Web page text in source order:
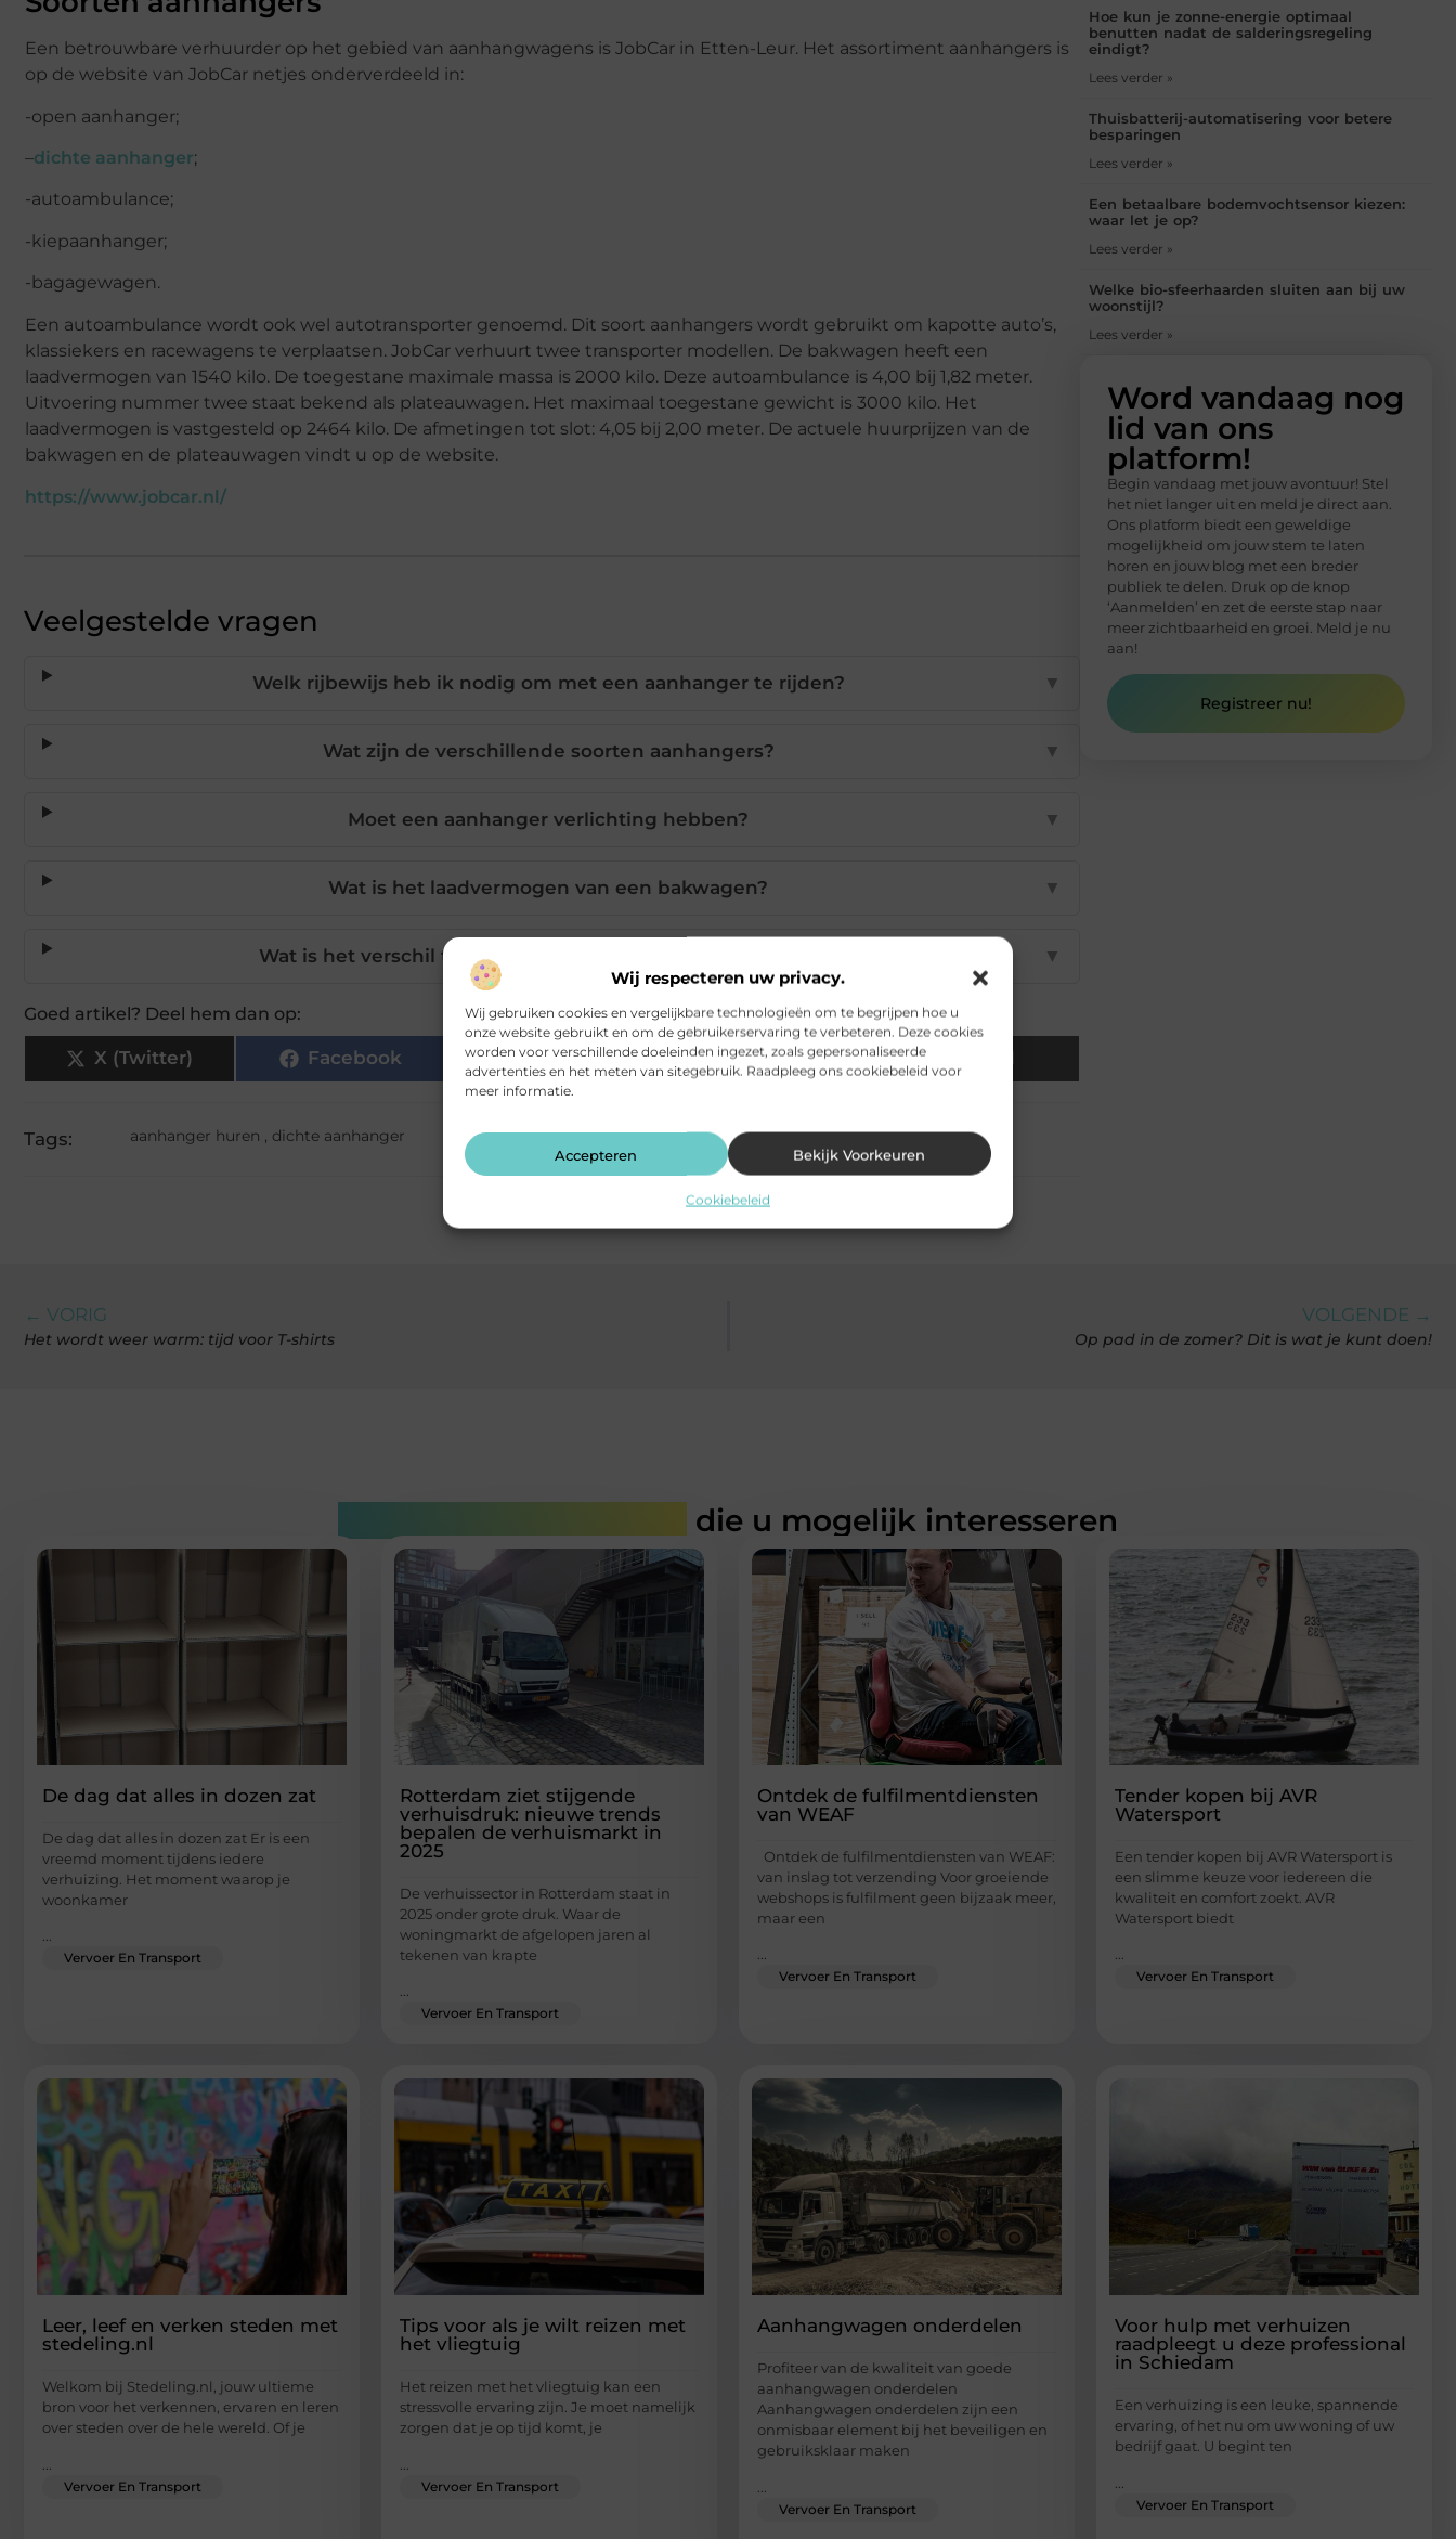
Wij respecteren uw privacy.
Wij gebruiken cookies en vergelijkbare technologieën om te begrijpen hoe u
onze website gebruikt en om de gebruikerservaring te verbeteren. Deze cookies
worden voor verschillende doeleinden ingezet, zoals gepersonaliseerde
advertenties en het meten van sitegebruik. Raadpleeg ons cookiebeleid voor
meer informatie.
Accepteren Bekijk Voorkeuren
Cookiebeleid
Een betrouwbare verhuurder op het gebied van aanhangwagens is JobCar in Etten-Leur. Het assortiment aanhangers is
op de website van JobCar netjes onderverdeeld in:
-open aanhanger;
–dichte aanhanger;
-autoambulance;
-kiepaanhanger;
-bagagewagen.
Een autoambulance wordt ook wel autotransporter genoemd. Dit soort aanhangers wordt gebruikt om kapotte auto’s,
klassiekers en racewagens te verplaatsen. JobCar verhuurt twee transporter modellen. De bakwagen heeft een
laadvermogen van 1540 kilo. De toegestane maximale massa is 2000 kilo. Deze autoambulance is 4,00 bij 1,82 meter.
Uitvoering nummer twee staat bekend als plateauwagen. Het maximaal toegestane gewicht is 3000 kilo. Het
laadvermogen is vastgesteld op 2464 kilo. De afmetingen tot slot: 4,05 bij 2,00 meter. De actuele huurprijzen van de
bakwagen en de plateauwagen vindt u op de website.
https://www.jobcar.nl/
Veelgestelde vragen
Welk rijbewijs heb ik nodig om met een aanhanger te rijden? ▼
Wat zijn de verschillende soorten aanhangers? ▼
Moet een aanhanger verlichting hebben? ▼
Wat is het laadvermogen van een bakwagen? ▼
Wat is het verschil tussen een bakwagen en plateauwagen? ▼
Goed artikel? Deel hem dan op:
X (Twitter) Facebook Pinterest LinkedIn
Tags: aanhanger huren , dichte aanhanger
Hoe kun je zonne-energie optimaal
benutten nadat de salderingsregeling
eindigt?
Lees verder »
Thuisbatterij-automatisering voor betere
besparingen
Lees verder »
Een betaalbare bodemvochtsensor kiezen:
waar let je op?
Lees verder »
Welke bio-sfeerhaarden sluiten aan bij uw
woonstijl?
Lees verder »
Word vandaag nog
lid van ons
platform!
Begin vandaag met jouw avontuur! Stel
het niet langer uit en meld je direct aan.
Ons platform biedt een geweldige
mogelijkheid om jouw stem te laten
horen en jouw blog met een breder
publiek te delen. Druk op de knop
‘Aanmelden’ en zet de eerste stap naar
meer zichtbaarheid en groei. Meld je nu
aan!
Registreer nu!
← VORIG
Het wordt weer warm: tijd voor T-shirts
VOLGENDE →
Op pad in de zomer? Dit is wat je kunt doen!
die u mogelijk interesseren
De dag dat alles in dozen zat
De dag dat alles in dozen zat Er is een
vreemd moment tijdens iedere
verhuizing. Het moment waarop je
woonkamer
...
Vervoer En Transport
Rotterdam ziet stijgende
verhuisdruk: nieuwe trends
bepalen de verhuismarkt in
2025
De verhuissector in Rotterdam staat in
2025 onder grote druk. Waar de
woningmarkt de afgelopen jaren al
tekenen van krapte
...
Vervoer En Transport
Ontdek de fulfilmentdiensten
van WEAF
Ontdek de fulfilmentdiensten van WEAF:
van inslag tot verzending Voor groeiende
webshops is fulfilment geen bijzaak meer,
maar een
...
Vervoer En Transport
Tender kopen bij AVR
Watersport
Een tender kopen bij AVR Watersport is
een slimme keuze voor iedereen die
kwaliteit en comfort zoekt. AVR
Watersport biedt
...
Vervoer En Transport
Leer, leef en verken steden met
stedeling.nl
Welkom bij Stedeling.nl, jouw ultieme
bron voor het verkennen, ervaren en leren
over steden over de hele wereld. Of je
Vervoer En Transport
Tips voor als je wilt reizen met
het vliegtuig
Het reizen met het vliegtuig kan een
stressvolle ervaring zijn. Je moet namelijk
zorgen dat je op tijd komt, je
Vervoer En Transport
Aanhangwagen onderdelen
Profiteer van de kwaliteit van goede
aanhangwagen onderdelen
Aanhangwagen onderdelen zijn een
onmisbaar element bij het beveiligen en
gebruiksklaar maken
Vervoer En Transport
Voor hulp met verhuizen
raadpleegt u deze professional
in Schiedam
Een verhuizing is een leuke, spannende
ervaring, of het nu om uw woning of uw
bedrijf gaat. U begint ten
Vervoer En Transport